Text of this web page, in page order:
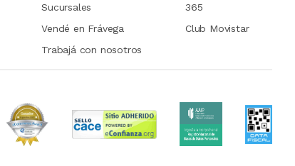
Sucursales
Vendé en Frávega
Trabajá con nosotros
365
Club Movistar